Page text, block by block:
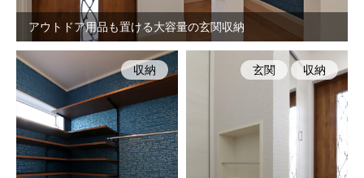
アウトドア用品も置ける大容量の玄関収納
収納 玄関 収納